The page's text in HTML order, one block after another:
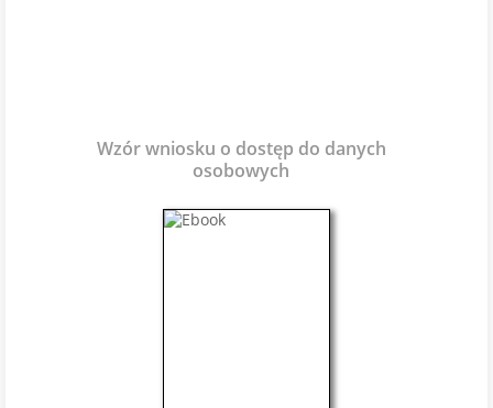
Wzór wniosku o dostęp do danych
osobowych